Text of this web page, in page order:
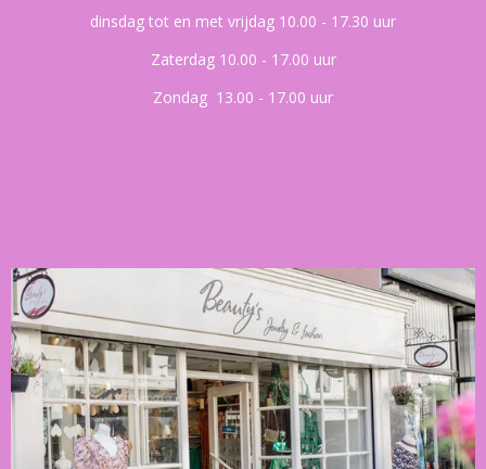
dinsdag tot en met vrijdag 10.00 - 17.30 uur
Zaterdag 10.00 - 17.00 uur
Zondag 13.00 - 17.00 uur